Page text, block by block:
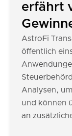
erfährt
AstroFi
öffentlich
Analysen,
und können
an